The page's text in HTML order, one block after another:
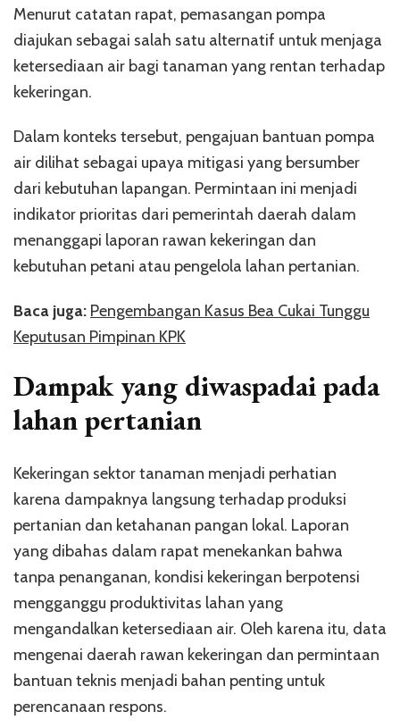
Menurut catatan rapat, pemasangan pompa
diajukan sebagai salah satu alternatif untuk menjaga
ketersediaan air bagi tanaman yang rentan terhadap
kekeringan.
Dalam konteks tersebut, pengajuan bantuan pompa
air dilihat sebagai upaya mitigasi yang bersumber
dari kebutuhan lapangan. Permintaan ini menjadi
indikator prioritas dari pemerintah daerah dalam
menanggapi laporan rawan kekeringan dan
kebutuhan petani atau pengelola lahan pertanian.
Baca juga: Pengembangan Kasus Bea Cukai Tunggu
Keputusan Pimpinan KPK
Dampak yang diwaspadai pada
lahan pertanian
Kekeringan sektor tanaman menjadi perhatian
karena dampaknya langsung terhadap produksi
pertanian dan ketahanan pangan lokal. Laporan
yang dibahas dalam rapat menekankan bahwa
tanpa penanganan, kondisi kekeringan berpotensi
mengganggu produktivitas lahan yang
mengandalkan ketersediaan air. Oleh karena itu, data
mengenai daerah rawan kekeringan dan permintaan
bantuan teknis menjadi bahan penting untuk
perencanaan respons.